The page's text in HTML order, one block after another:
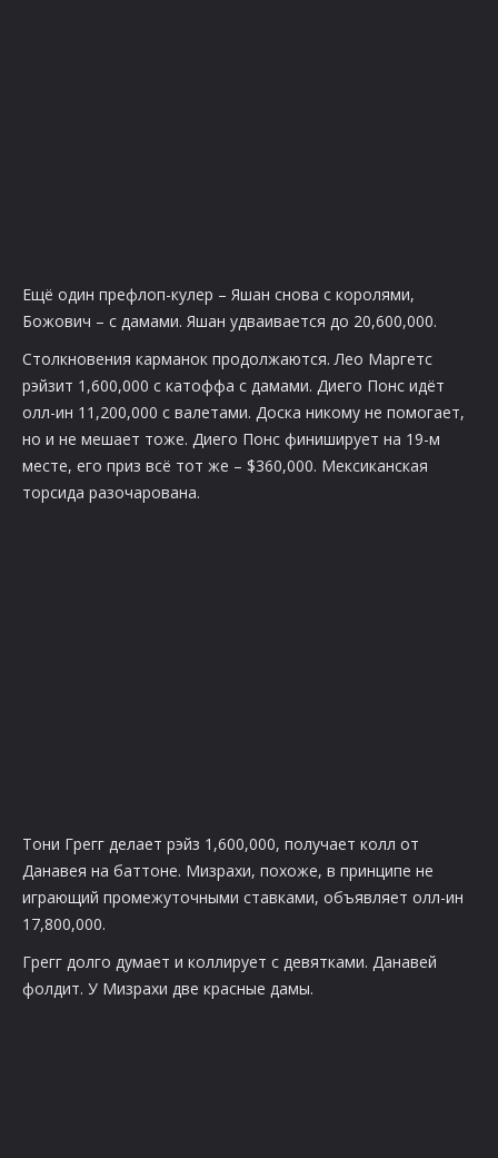
Ещё один префлоп-кулер – Яшан снова с королями,
Божович – с дамами. Яшан удваивается до 20,600,000.
Столкновения карманок продолжаются. Лео Маргетс
рэйзит 1,600,000 с катоффа с дамами. Диего Понс идёт
олл-ин 11,200,000 с валетами. Доска никому не помогает,
но и не мешает тоже. Диего Понс финиширует на 19-м
месте, его приз всё тот же – $360,000. Мексиканская
торсида разочарована.
Тони Грегг делает рэйз 1,600,000, получает колл от
Данавея на баттоне. Мизрахи, похоже, в принципе не
играющий промежуточными ставками, объявляет олл-ин
17,800,000.
Грегг долго думает и коллирует с девятками. Данавей
фолдит. У Мизрахи две красные дамы.